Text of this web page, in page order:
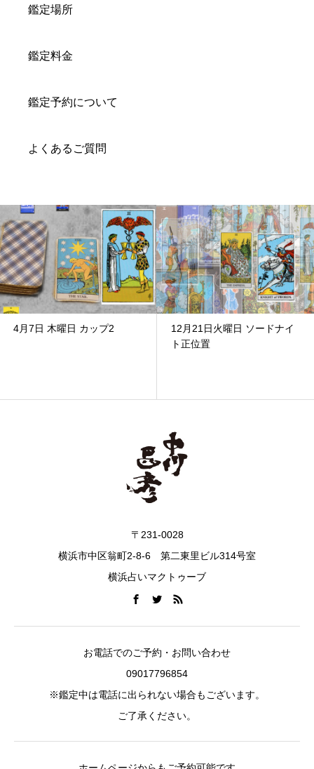
鑑定場所
鑑定料金
鑑定予約について
よくあるご質問
4月7日 木曜日 カップ2
12月21日火曜日 ソードナイ
ト正位置
〒231-0028
横浜市中区翁町2-8-6 第二東里ビル314号室
横浜占いマクトゥーブ
お電話でのご予約・お問い合わせ
09017796854
※鑑定中は電話に出られない場合もございます。
ご了承ください。